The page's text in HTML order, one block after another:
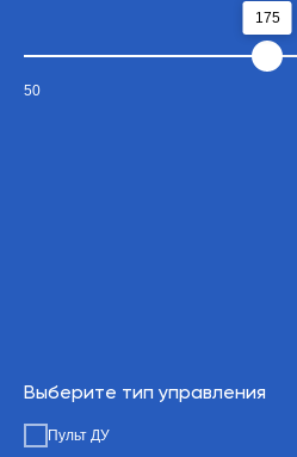
175
50
Выберите тип управления
Пульт ДУ